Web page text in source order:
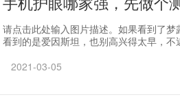
请点击此处输入图片描述。如果看到了
看到的是爱因斯坦，也别高兴得太早，不
2021-03-05